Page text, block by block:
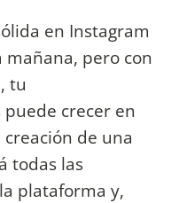
en Instagram
pero con
tu
crecer en
de una
todas las
plataforma y,